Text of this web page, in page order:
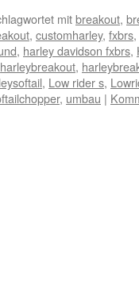
mitbreakout,
, customharley, fxbrs,
, harley davidson fxbrs,
harleybreakout,
, Low rider s,
, umbau |